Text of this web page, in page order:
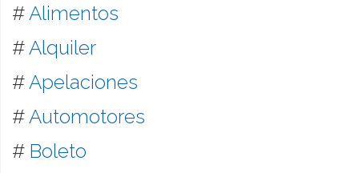
#Alimentos
#Alquiler
#Apelaciones
#Automotores
# Boleto